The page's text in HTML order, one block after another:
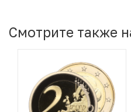
Смотрите также